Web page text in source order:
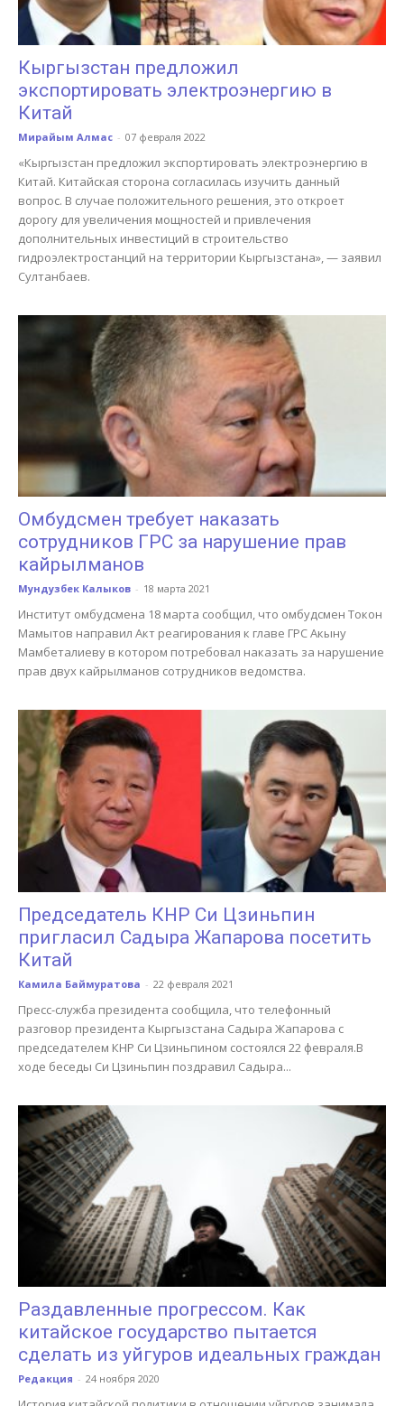
Кыргызстан предложил
экспортировать электроэнергию в
Китай
Мирайым Алмас - 07 февраля 2022
«Кыргызстан предложил экспортировать электроэнергию в
Китай. Китайская сторона согласилась изучить данный
вопрос. В случае положительного решения, это откроет
дорогу для увеличения мощностей и привлечения
дополнительных инвестиций в строительство
гидроэлектростанций на территории Кыргызстана», — заявил
Султанбаев.
Омбудсмен требует наказать
сотрудников ГРС за нарушение прав
кайрылманов
Мундузбек Калыков - 18 марта 2021
Институт омбудсмена 18 марта сообщил, что омбудсмен Токон
Мамытов направил Акт реагирования к главе ГРС Акыну
Мамбеталиеву в котором потребовал наказать за нарушение
прав двух кайрылманов сотрудников ведомства.
Председатель КНР Си Цзиньпин
пригласил Садыра Жапарова посетить
Китай
Камила Баймуратова - 22 февраля 2021
Пресс-служба президента сообщила, что телефонный
разговор президента Кыргызстана Садыра Жапарова с
председателем КНР Си Цзиньпином состоялся 22 февраля.В
ходе беседы Си Цзиньпин поздравил Садыра...
Раздавленные прогрессом. Как
китайское государство пытается
сделать из уйгуров идеальных граждан
Редакция - 24 ноября 2020